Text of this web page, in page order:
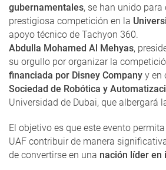
gubernamentales, se han unido
prestigiosa competición en la
apoyo técnico de Tachyon 360.
Abdulla Mohamed Al Mehyas,
su orgullo por organizar la
financiada por Disney Company y en
Sociedad de Robótica y
Universidad de Dubai, que albergará
El objetivo es que este evento
UAF contribuir de manera
de convertirse en una nación líder en